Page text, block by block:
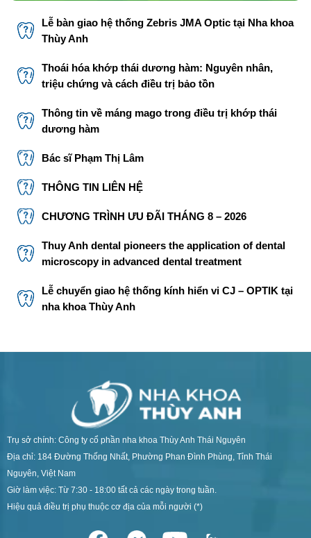
Lễ bàn giao hệ thống Zebris JMA Optic tại Nha khoa
Thùy Anh
Thoái hóa khớp thái dương hàm: Nguyên nhân,
triệu chứng và cách điều trị bảo tồn
Thông tin về máng mago trong điều trị khớp thái
dương hàm
Bác sĩ Phạm Thị Lâm
THÔNG TIN LIÊN HỆ
CHƯƠNG TRÌNH ƯU ĐÃI THÁNG 8 – 2026
Thuy Anh dental pioneers the application of dental
microscopy in advanced dental treatment
Lễ chuyển giao hệ thống kính hiển vi CJ – OPTIK tại
nha khoa Thùy Anh
Trụ sở chính: Công ty cổ phần nha khoa Thùy Anh Thái Nguyên
Địa chỉ: 184 Đường Thống Nhất, Phường Phan Đình Phùng, Tỉnh Thái
Nguyên, Việt Nam
Giờ làm việc: Từ 7:30 - 18:00 tất cả các ngày trong tuần.
Hiệu quả điều trị phụ thuộc cơ địa của mỗi người (*)